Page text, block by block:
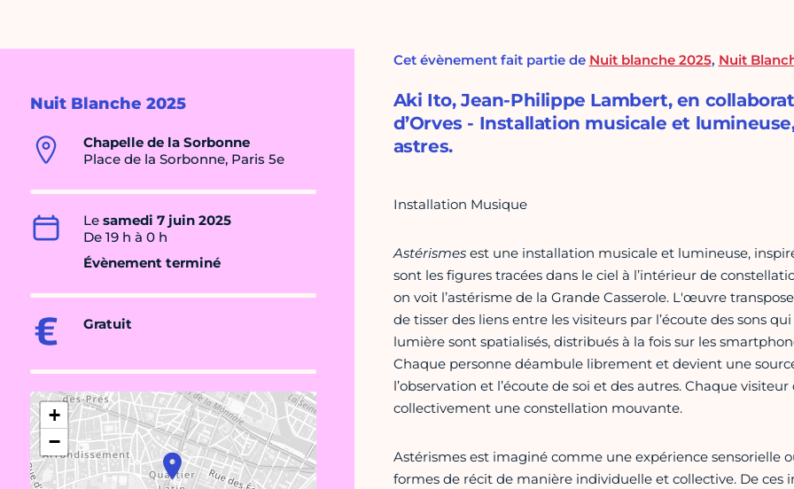
Nuit Blanche 2025
Chapelle de la Sorbonne
Place de la Sorbonne, Paris 5e
Le samedi 7 juin 2025
De 19 h à 0 h
Évènement terminé
Gratuit
+
−
Cet évènement fait partie de Nuit blanche 2025, Nuit
Aki Ito, Jean-Philippe Lambert, en
d’Orves - Installation musicale et
astres.
Installation Musique
Astérismes est une installation musicale et lumineuse,
sont les figures tracées dans le ciel à l’intérieur de
on voit l’astérisme de la Grande Casserole. L'œuvre
de tisser des liens entre les visiteurs par l’écoute des sons
lumière sont spatialisés, distribués à la fois sur les
Chaque personne déambule librement et devient une
l’observation et l’écoute de soi et des autres. Chaque
collectivement une constellation mouvante.
Astérismes est imaginé comme une expérience sensorielle
formes de récit de manière individuelle et collective. De ces